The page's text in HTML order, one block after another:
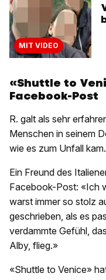
MIT VIDEO
«Shuttle to
Facebook-Post
R. galt als sehr
Menschen in seinem
wie es zum Unfall kam.
Ein Freund des
Facebook-Post: «Ich
warst immer so stolz
geschrieben, als es
verdammte Gefühl,
Alby, flieg.»
«Shuttle to Venice»